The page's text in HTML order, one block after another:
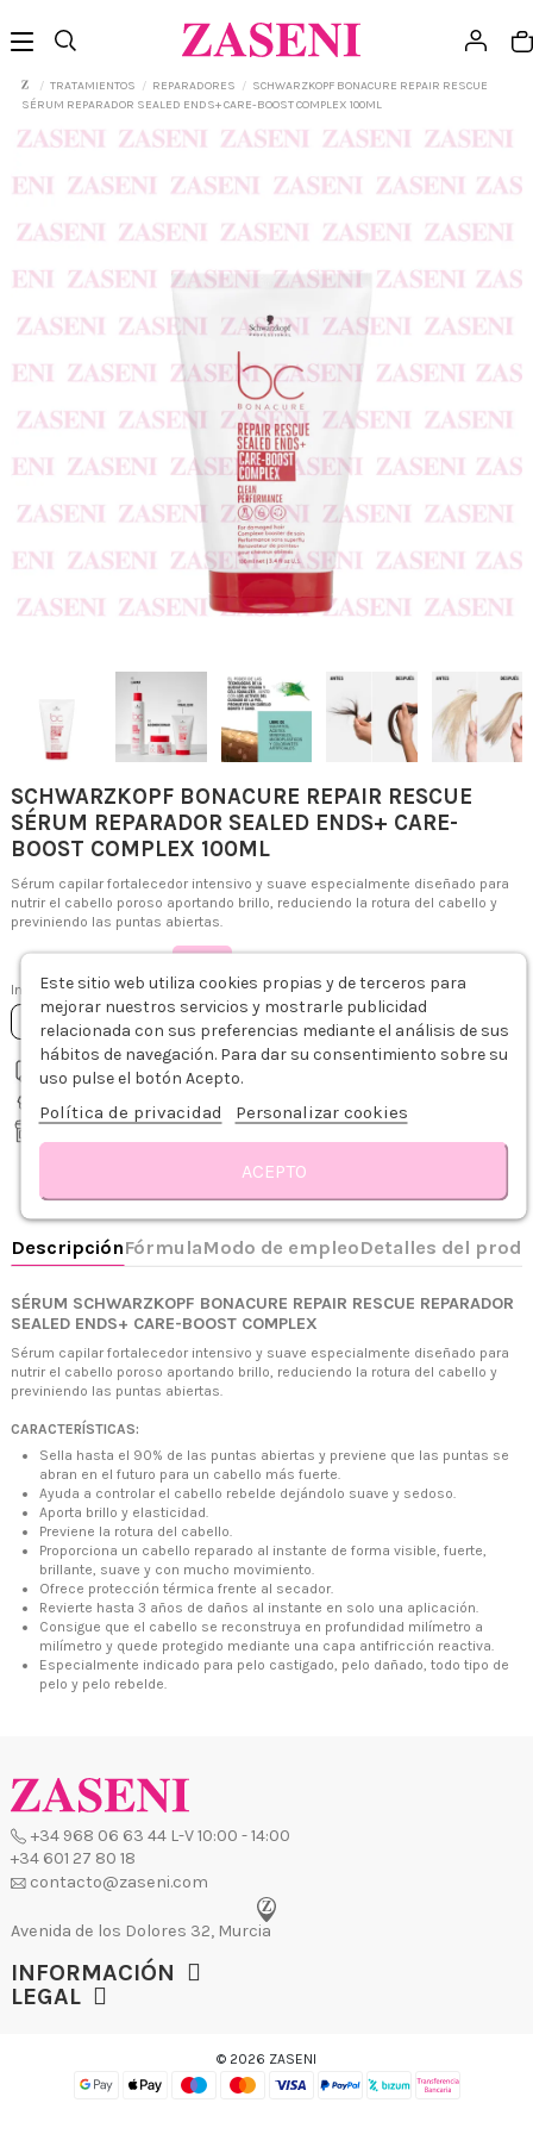
TRATAMIENTOS REPARADORES
SCHWARZKOPF BONACURE REPAIR RESCUE
SÉRUM REPARADOR SEALED ENDS+ CARE-BOOST COMPLEX 100ML
SCHWARZKOPF BONACURE REPAIR RESCUE
SÉRUM REPARADOR SEALED ENDS+ CARE-
BOOST COMPLEX 100ML
Sérum capilar fortalecedor intensivo y suave especialmente diseñado para
nutrir el cabello poroso aportando brillo, reduciendo la rotura del cabello y
previniendo las puntas abiertas.
Impuestos incluidos
Añadir al carrito
Envío gratis desde 75€
Recíbelo de 1-3 días hábiles
Recogida gratis en tienda
Consultar disponibilidad en tienda
DescripciónFórmula Modo de empleo Detalles del productoSobre
SÉRUM SCHWARZKOPF BONACURE REPAIR RESCUE REPARADOR
SEALED ENDS+ CARE-BOOST COMPLEX
Sérum capilar fortalecedor intensivo y suave especialmente diseñado para
nutrir el cabello poroso aportando brillo, reduciendo la rotura del cabello y
previniendo las puntas abiertas.
CARACTERÍSTICAS:
Sella hasta el 90% de las puntas abiertas y previene que las puntas se
abran en el futuro para un cabello más fuerte.
Ayuda a controlar el cabello rebelde dejándolo suave y sedoso.
Aporta brillo y elasticidad.
Previene la rotura del cabello.
Proporciona un cabello reparado al instante de forma visible, fuerte,
brillante, suave y con mucho movimiento.
Ofrece protección térmica frente al secador.
Revierte hasta 3 años de daños al instante en solo una aplicación.
Consigue que el cabello se reconstruya en profundidad milímetro a
milímetro y quede protegido mediante una capa antifricción reactiva.
Especialmente indicado para pelo castigado, pelo dañado, todo tipo de
pelo y pelo rebelde.
+34 968 06 63 44L-V 10:00 - 14:00
+34 601 27 80 18
contacto@zaseni.com
Avenida de los Dolores 32, Murcia
INFORMACIÓN
LEGAL
Este sitio web utiliza cookies propias y de terceros para
mejorar nuestros servicios y mostrarle publicidad
relacionada con sus preferencias mediante el análisis de sus
hábitos de navegación. Para dar su consentimiento sobre su
uso pulse el botón Acepto.
Política de privacidad Personalizar cookies
ACEPTO
© 2026 ZASENI